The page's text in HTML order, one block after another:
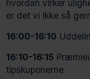
hvordan virker
er det vi ikke så
16:00-16:10
16:10-16:15
tipskuponerne